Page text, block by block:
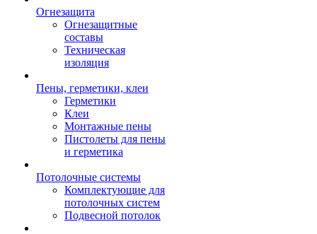
Огнезащита
Огнезащитные
составы
Техническая
изоляция
Пены, герметики, клеи
Герметики
Клеи
Монтажные пены
Пистолеты для пены
и герметика
Потолочные системы
Комплектующие для
потолочных систем
Подвесной потолок